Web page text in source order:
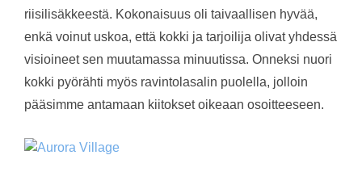
riisilisäkkeestä. Kokonaisuus oli taivaallisen hyvää,
enkä voinut uskoa, että kokki ja tarjoilija olivat yhdessä
visioineet sen muutamassa minuutissa. Onneksi nuori
kokki pyörähti myös ravintolasalin puolella, jolloin
pääsimme antamaan kiitokset oikeaan osoitteeseen.